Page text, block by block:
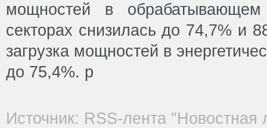
мощностей в
секторах снизилась до 74,7% и
загрузка мощностей в
до 75,4%. p
Источник: RSS-лента "Новостная